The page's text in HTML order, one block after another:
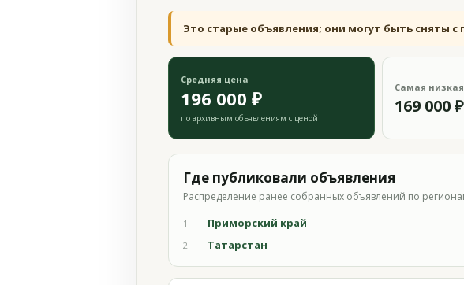
Это старые объявления; они могут быть сняты с
Средняя цена
196 000 ₽
по архивным объявлениям с ценой
Самая
169 000 ₽
Где публиковали объявления
Распределение ранее собранных объявлений по
1 Приморский край
2
Татарстан